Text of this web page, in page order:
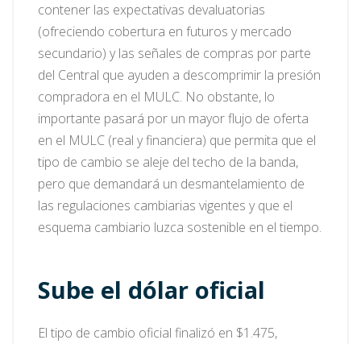
contener las expectativas devaluatorias
(ofreciendo cobertura en futuros y mercado
secundario) y las señales de compras por parte
del Central que ayuden a descomprimir la presión
compradora en el MULC. No obstante, lo
importante pasará por un mayor flujo de oferta
en el MULC (real y financiera) que permita que el
tipo de cambio se aleje del techo de la banda,
pero que demandará un desmantelamiento de
las regulaciones cambiarias vigentes y que el
esquema cambiario luzca sostenible en el tiempo.
Sube el dólar oficial
El tipo de cambio oficial finalizó en $1.475,